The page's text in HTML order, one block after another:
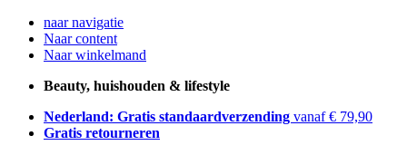
naar navigatie
Naar content
Naar winkelmand
Beauty, huishouden & lifestyle
Nederland: Gratis standaardverzending vanaf € 79,90
Gratis retourneren